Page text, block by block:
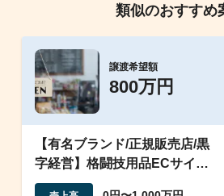
類似のおすすめ
譲渡希望額
800万円
【有名ブランド/正規販売店/黒
字経営】格闘技用品ECサイト
の事業譲渡